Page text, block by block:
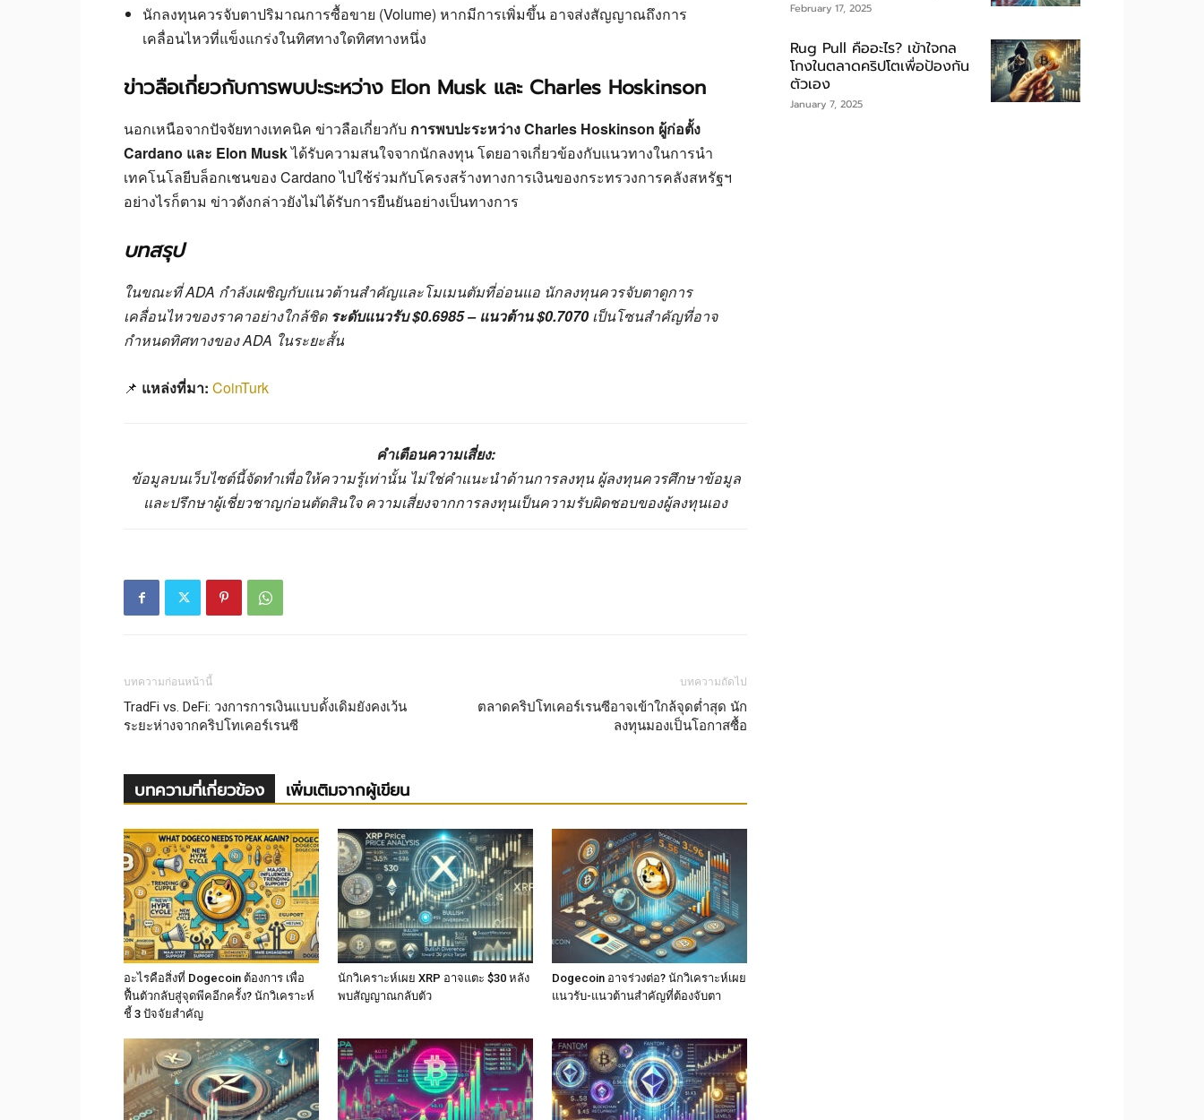
นักลงทุนควรจับตาปริมาณการซื้อขาย (Volume) หากมีการเพิ่มขึ้น อาจส่งสัญญาณถึงการ
เคลื่อนไหวที่แข็งแกร่งในทิศทางใดทิศทางหนึ่ง
ข่าวลือเกี่ยวกับการพบปะระหว่าง Elon Musk และ Charles Hoskinson
นอกเหนือจากปัจจัยทางเทคนิค ข่าวลือเกี่ยวกับ การพบปะระหว่าง Charles Hoskinson ผู้ก่อตั้ง
Cardano และ Elon Muskได้รับความสนใจจากนักลงทุน โดยอาจเกี่ยวข้องกับแนวทางในการนำ
เทคโนโลยีบล็อกเชนของ Cardano ไปใช้ร่วมกับโครงสร้างทางการเงินของกระทรวงการคลังสหรัฐฯ
อย่างไรก็ตาม ข่าวดังกล่าวยังไม่ได้รับการยืนยันอย่างเป็นทางการ
บทสรุป
ในขณะที่ ADA กำลังเผชิญกับแนวต้านสำคัญและโมเมนตัมที่อ่อนแอ นักลงทุนควรจับตาดูการ
เคลื่อนไหวของราคาอย่างใกล้ชิด ระดับแนวรับ $0.6985 – แนวต้าน $0.7070เป็นโซนสำคัญที่อาจ
กำหนดทิศทางของ ADA ในระยะสั้น
📌 แหล่งที่มา: CoinTurk
คำเตือนความเสี่ยง:
ข้อมูลบนเว็บไซต์นี้จัดทำเพื่อให้ความรู้เท่านั้น ไม่ใช่คำแนะนำด้านการลงทุน ผู้ลงทุนควรศึกษาข้อมูล
และปรึกษาผู้เชี่ยวชาญก่อนตัดสินใจ ความเสี่ยงจากการลงทุนเป็นความรับผิดชอบของผู้ลงทุนเอง
บทความก่อนหน้านี้
TradFi vs. DeFi: วงการการเงินแบบดั้งเดิมยังคงเว้น
ระยะห่างจากคริปโทเคอร์เรนซี
บทความถัดไป
ตลาดคริปโทเคอร์เรนซีอาจเข้าใกล้จุดต่ำสุด นัก
ลงทุนมองเป็นโอกาสซื้อ
บทความที่เกี่ยวข้อง เพิ่มเติมจากผู้เขียน
อะไรคือสิ่งที่ Dogecoin ต้องการ เพื่อ
ฟื้นตัวกลับสู่จุดพีคอีกครั้ง? นักวิเคราะห์
ชี้ 3 ปัจจัยสำคัญ
นักวิเคราะห์เผย XRP อาจแตะ $30 หลัง
พบสัญญาณกลับตัว
Dogecoin อาจร่วงต่อ? นักวิเคราะห์เผย
แนวรับ-แนวต้านสำคัญที่ต้องจับตา
February 17, 2025
Rug Pull คืออะไร? เข้าใจกล
โกงในตลาดคริปโตเพื่อป้องกัน
ตัวเอง
January 7, 2025